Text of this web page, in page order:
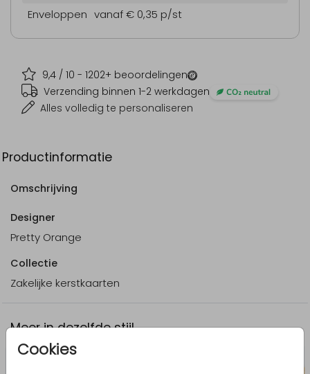
Cookies
9,4 / 10 - 1202+ beoordelingen
Verzending binnen 1-2 werkdagen
Alles volledig te personaliseren
Enveloppen vanaf € 0,35 p/st
Productinformatie
Omschrijving
Designer
Pretty Orange
Collectie
Zakelijke kerstkaarten
Meer in dezelfde stijl